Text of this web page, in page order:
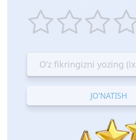
star
Terrible
stars
—
Bad
stars
—
OK
stars
—
Good